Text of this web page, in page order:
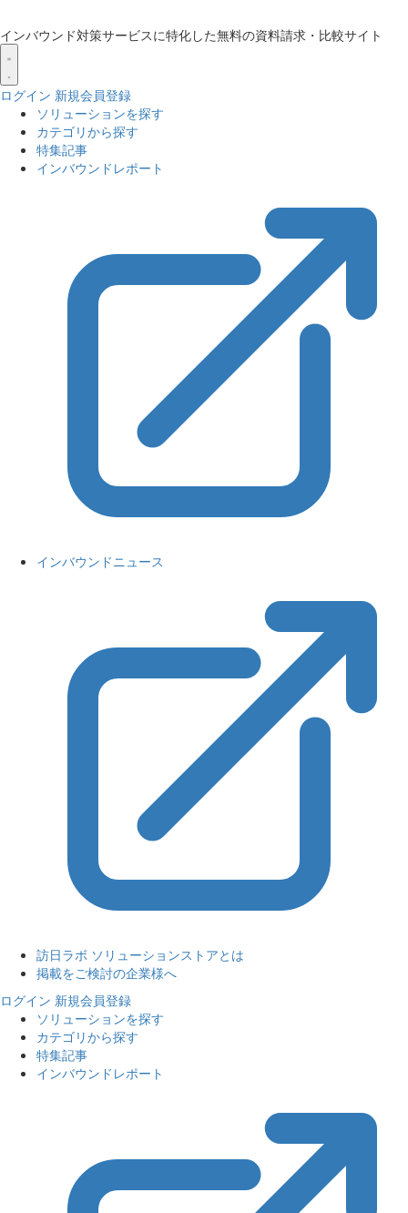
インバウンド対策サービスに特化した無料の資料請求・比較サイト
ログイン 新規会員登録
ソリューションを探す
カテゴリから探す
特集記事
インバウンドレポート
インバウンドニュース
訪日ラボ ソリューションストアとは
掲載をご検討の企業様へ
ログイン 新規会員登録
ソリューションを探す
カテゴリから探す
特集記事
インバウンドレポート